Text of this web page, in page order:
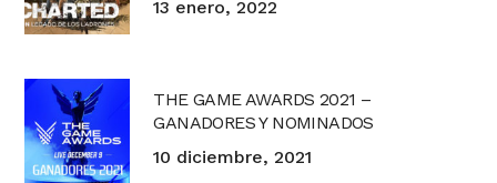
13 enero, 2022
THE GAME AWARDS 2021 –
GANADORES Y NOMINADOS
10 diciembre, 2021